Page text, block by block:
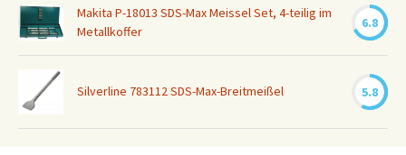
Makita P-18013 SDS-Max Meissel Set, 4-teilig im
Metallkoffer
6.8
Silverline 783112 SDS-Max-Breitmeißel 5.8